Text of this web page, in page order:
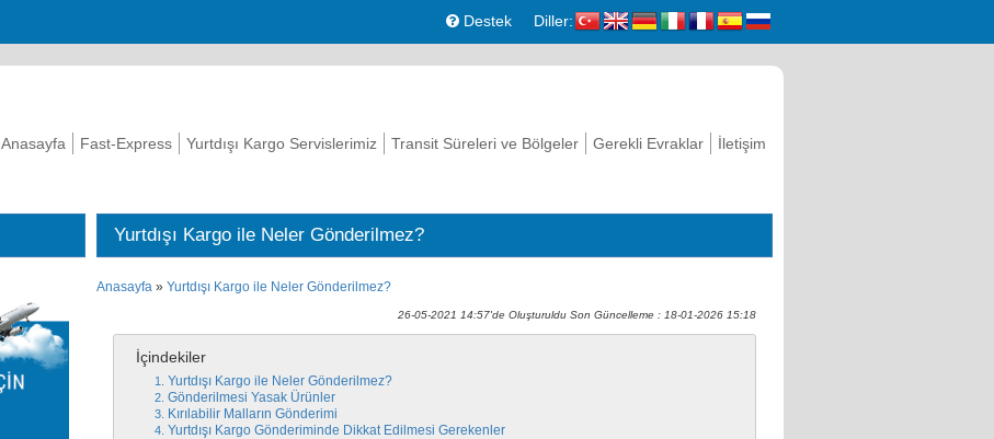
Destek Diller:
Anasayfa Fast-Express Yurtdışı Kargo Servislerimiz Transit Süreleri ve Bölgeler Gerekli Evraklar İletişim
Yurtdışı Kargo ile Neler Gönderilmez?
Anasayfa »Yurtdışı Kargo ile Neler Gönderilmez?
26-05-2021 14:57'de Oluşturuldu Son Güncelleme : 18-01-2026 15:18
İçindekiler
Yurtdışı Kargo ile Neler Gönderilmez?
Gönderilmesi Yasak Ürünler
Kırılabilir Malların Gönderimi
Yurtdışı Kargo Gönderiminde Dikkat Edilmesi Gerekenler